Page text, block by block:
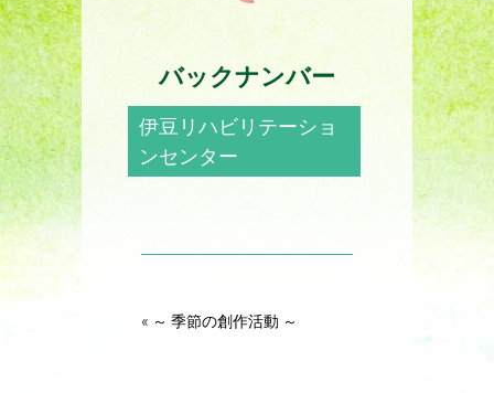
バックナンバー
伊豆リハビリテーショ
ンセンター
« ～ 季節の創作活動 ～